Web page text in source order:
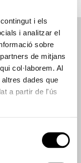
i els
i analitzar el
sobre
de mitjans
col·laborem. Al
dades que
a partir de l'ús